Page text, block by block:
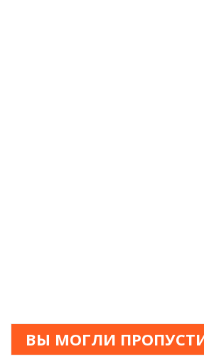
ВЫ МОГЛИ